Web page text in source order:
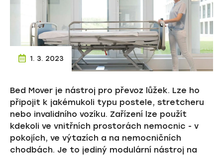
1. 3. 2023
Bed Mover je nástroj pro převoz lůžek. Lze ho
připojit k jakémukoli typu postele, stretcheru
nebo invalidního vozíku. Zařízení lze použít
kdekoli ve vnitřních prostorách nemocnic - v
pokojích, ve výtazích a na nemocničních
chodbách. Je to jediný modulární nástroj na